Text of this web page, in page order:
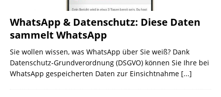
WhatsApp & Datenschutz: Diese Daten
sammelt WhatsApp
Sie wollen wissen, was WhatsApp über Sie weiß? Dank
Datenschutz-Grundverordnung (DSGVO) können Sie Ihre bei
WhatsApp gespeicherten Daten zur Einsichtnahme [...]